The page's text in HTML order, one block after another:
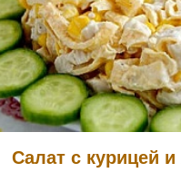
Салат с курицей